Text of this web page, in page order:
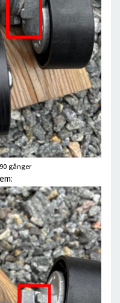
gånger